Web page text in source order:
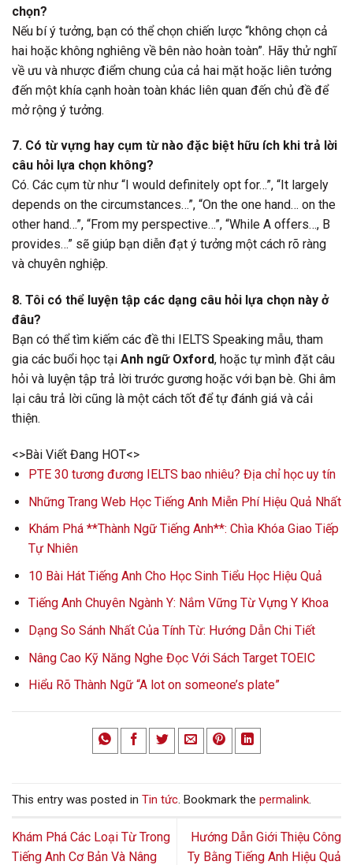
chọn?
Nếu bí ý tưởng, bạn có thể chọn chiến lược “không chọn cả
hai hoặc không nghiêng về bên nào hoàn toàn”. Hãy thử nghĩ
về ưu và nhược điểm chung của cả hai mặt hoặc liên tưởng
đến một khía cạnh hoàn toàn khác liên quan đến chủ đề để
mở rộng ý tưởng.
7. Có từ vựng hay cụm từ nào đặc biệt hữu ích khi trả lời
câu hỏi lựa chọn không?
Có. Các cụm từ như “I would definitely opt for…”, “It largely
depends on the circumstances…”, “On the one hand… on the
other hand…”, “From my perspective…”, “While A offers…, B
provides…” sẽ giúp bạn diễn đạt ý tưởng một cách rõ ràng
và chuyên nghiệp.
8. Tôi có thể luyện tập các dạng câu hỏi lựa chọn này ở
đâu?
Bạn có thể tìm kiếm các đề thi IELTS Speaking mẫu, tham
gia các buổi học tại Anh ngữ Oxford, hoặc tự mình đặt câu
hỏi và luyện tập trả lời trước gương hoặc với bạn bè. Ghi âm
lại câu trả lời cũng là một cách tốt để tự đánh giá và cải
thiện.
<>Bài Viết Đang HOT<>
PTE 30 tương đương IELTS bao nhiêu? Địa chỉ học uy tín
Những Trang Web Học Tiếng Anh Miễn Phí Hiệu Quả Nhất
Khám Phá **Thành Ngữ Tiếng Anh**: Chìa Khóa Giao Tiếp
Tự Nhiên
10 Bài Hát Tiếng Anh Cho Học Sinh Tiểu Học Hiệu Quả
Tiếng Anh Chuyên Ngành Y: Nắm Vững Từ Vựng Y Khoa
Dạng So Sánh Nhất Của Tính Từ: Hướng Dẫn Chi Tiết
Nâng Cao Kỹ Năng Nghe Đọc Với Sách Target TOEIC
Hiểu Rõ Thành Ngữ “A lot on someone’s plate”
This entry was posted in Tin tức . Bookmark the permalink
Khám Phá Các Loại Từ Trong
Tiếng Anh Cơ Bản Và Nâng
Hướng Dẫn Giới Thiệu Công
Ty Bằng Tiếng Anh Hiệu Quả